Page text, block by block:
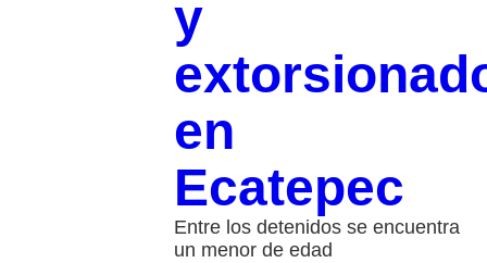
y
en
Ecatepec
Entre los detenidos se encuentra
un menor de edad